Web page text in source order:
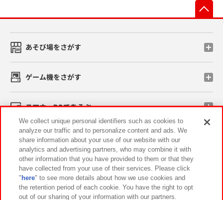
あそび場をさがす
ゲーム機をさがす
スマホ・PCであそぶ
イベント・キャンペーン
関連会社 サステナビリティ サイトポリシー
We collect unique personal identifiers such as cookies to
analyze our traffic and to personalize content and ads. We
share information about your use of our website with our
analytics and advertising partners, who may combine it with
other information that you have provided to them or that they
have collected from your use of their services. Please click
" here" to see more details about how we use cookies and
the retention period of each cookie. You have the right to opt
out of our sharing of your information with our partners.